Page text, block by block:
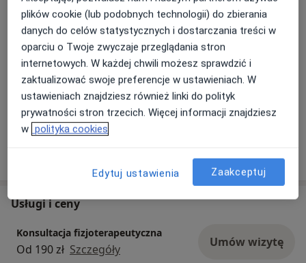
Zobacz galerię (16)
o doświadczeniu
Usługi i ceny
Konsultacja fizjoterapeutyczna
Od 190 zł Szczegóły Umów wizytę
plików cookie (lub podobnych technologii) do zbierania
danych do celów statystycznych i dostarczania treści w
oparciu o Twoje zwyczaje przeglądania stron
internetowych. W każdej chwili możesz sprawdzić i
zaktualizować swoje preferencje w ustawieniach. W
ustawieniach znajdziesz również linki do polityk
prywatności stron trzecich. Więcej informacji znajdziesz
w polityka cookies
Edytuj ustawienia Zaakceptuj